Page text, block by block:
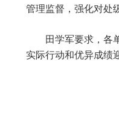
管理监督，强化对处
田学军要求，各
实际行动和优异成绩